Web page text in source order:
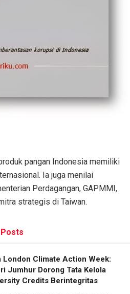
pangan Indonesia memiliki
Ia juga menilai
Perdagangan, GAPMMI,
strategis di Taiwan.
Posts
London Climate Action Week:
Jumhur Dorong Tata Kelola
Credits Berintegritas